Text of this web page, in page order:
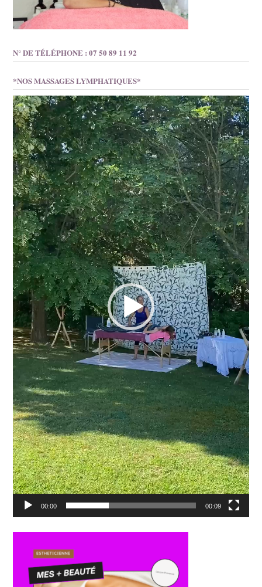
N° DE TÉLÉPHONE : 07 50 89 11 92
*NOS MASSAGES LYMPHATIQUES*
Lecteur
vidéo
00:00 00:09